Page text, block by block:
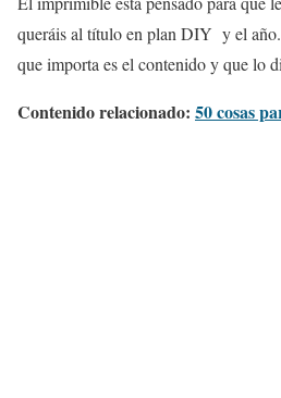
queráis al título en plan DIY y el
que importa es el contenido y que lo
Contenido relacionado: 50 cosas